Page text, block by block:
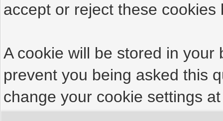
accept or reject these cookies
A cookie will be stored in
prevent you being asked this
change your cookie settings